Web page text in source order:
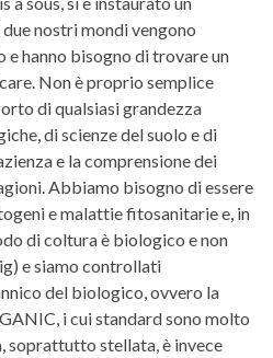
nostri mondi vengono
e hanno bisogno di trovare un
Non è proprio semplice
di qualsiasi grandezza
di scienze del suolo e di
e la comprensione dei
Abbiamo bisogno di essere
e malattie fitosanitarie e, in
di coltura è biologico e non
e siamo controllati
del biologico, ovvero la
i cui standard sono molto
soprattutto stellata, è invece